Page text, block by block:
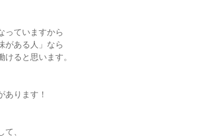
っていますから
がある人」なら
ると思います。
あります！
、